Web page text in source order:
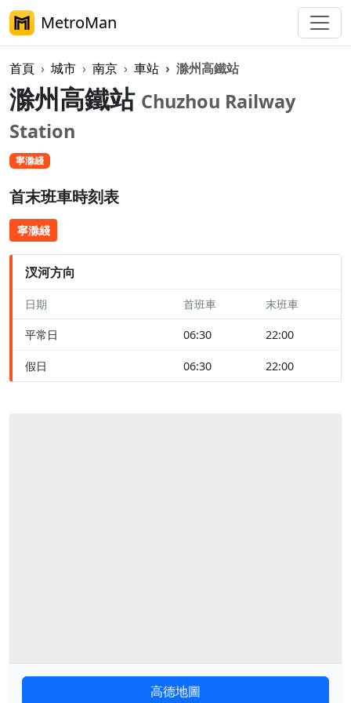
MetroMan
首頁 城市 南京 車站 滁州高鐵站
滁州高鐵站 Chuzhou Railway
Station
寧滁綫
首末班車時刻表
寧滁綫
汊河方向
日期 首班車 末班車
平常日 06:30 22:00
假日 06:30 22:00
高德地圖